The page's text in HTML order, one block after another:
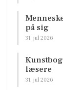
på sig
31. jul 2026
læsere
31. jul 2026